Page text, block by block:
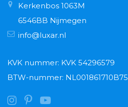
Kerkenbos 1063M
6546BB Nijmegen
info@luxar.nl
KVK nummer: KVK 54296579
BTW-nummer: NL001861710B75